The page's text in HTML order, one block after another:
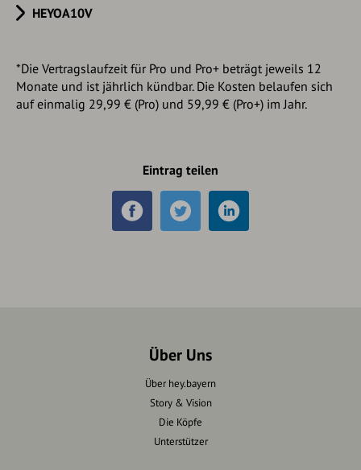
HEYOA10V
*Die Vertragslaufzeit für Pro und Pro+ beträgt jeweils 12
Monate und ist jährlich kündbar. Die Kosten belaufen sich
auf einmalig 29,99 € (Pro) und 59,99 € (Pro+) im Jahr.
Eintrag teilen
Über Uns
Über hey.bayern
Story & Vision
Die Köpfe
Unterstützer